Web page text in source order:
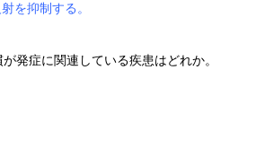
を抑制する。
発症に関連している疾患はどれか。